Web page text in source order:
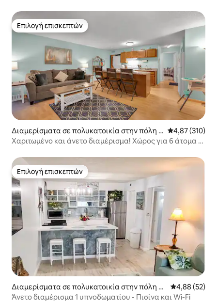
Επιλογή επισκεπτών
Επιλογή επισκεπτών
Διαμερίσματα σε πολυκατοικία στην πόλη L
ake Ozark
Μέση
4,87 (310)
Χαριτωμένο και άνετο διαμέρισμα! Χώρος για 6 άτομα +
Επιλογή επισκεπτών
Επιλογή επισκεπτών
Διαμερίσματα σε πολυκατοικία στην πόλη O
sage Beach
Μέση
4,88 (52)
Άνετο διαμέρισμα 1 υπνοδωματίου - Πισίνα και Wi-Fi